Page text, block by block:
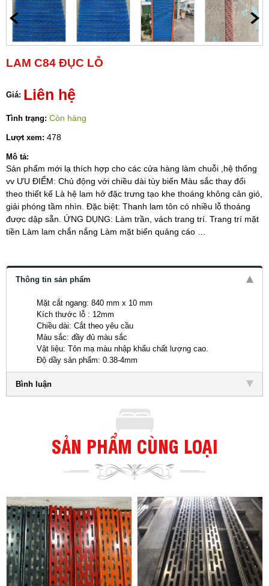
LAM C84 ĐỤC LỖ
Giá: Liên hệ
Tình trạng: Còn hàng
Lượt xem: 478
Mô tả:
Sản phẩm mới lạ thích hợp cho các cửa hàng làm chuỗi ,hệ thống
vv ƯU ĐIỂM: Chủ động với chiều dài tùy biến Màu sắc thay đổi
theo thiết kế Là hệ lam hở đặc trưng tạo khe thoáng không cản gió,
giải phóng tầm nhìn. Đặc biệt: Thanh lam tôn có nhiều lỗ thoáng
được dập sẵn. ỨNG DỤNG: Làm trần, vách trang trí. Trang trí mặt
tiền Làm lam chắn nắng Làm mặt biển quảng cáo …
Thông tin sản phẩm
Mặt cắt ngang: 840 mm x 10 mm
Kích thước lỗ : 12mm
Chiều dài: Cắt theo yêu cầu
Màu sắc: đầy đủ màu sắc
Vật liệu: Tôn mạ màu nhập khẩu chất lượng cao.
Độ dầy sản phẩm: 0.38-4mm
Bình luận
SẢN PHẨM CÙNG LOẠI